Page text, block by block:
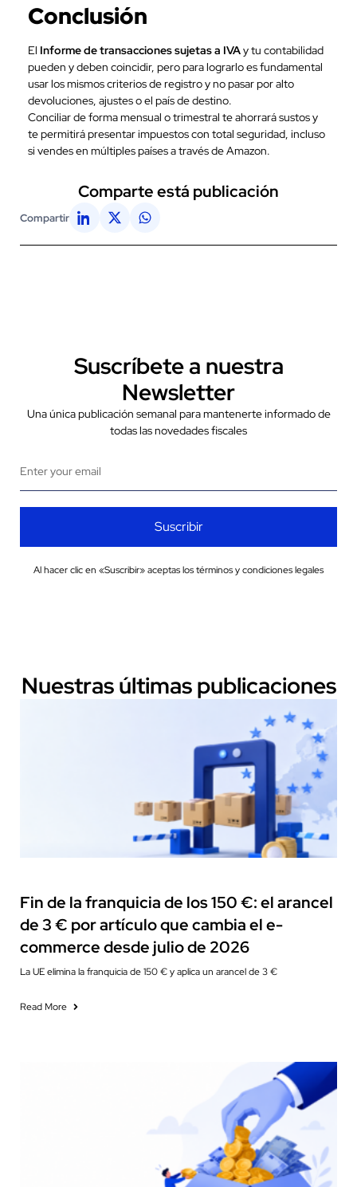
Conclusión
El Informe de transacciones sujetas a IVAy tu contabilidad
pueden y deben coincidir, pero para lograrlo es fundamental
usar los mismos criterios de registro y no pasar por alto
devoluciones, ajustes o el país de destino.
Conciliar de forma mensual o trimestral te ahorrará sustos y
te permitirá presentar impuestos con total seguridad, incluso
si vendes en múltiples países a través de Amazon.
Comparte está publicación
Compartir
Suscríbete a nuestra
Newsletter
Una única publicación semanal para mantenerte informado de
todas las novedades fiscales
Suscribir
Al hacer clic en «Suscribir» aceptas los términos y condiciones legales
Nuestras últimas publicaciones
Fin de la franquicia de los 150 €: el arancel
de 3 € por artículo que cambia el e-
commerce desde julio de 2026
La UE elimina la franquicia de 150 € y aplica un arancel de 3 €
Read More